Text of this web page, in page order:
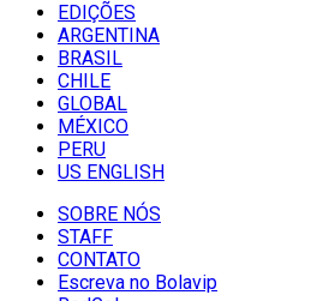
EDIÇÕES
ARGENTINA
BRASIL
CHILE
GLOBAL
MÉXICO
PERU
US ENGLISH
SOBRE NÓS
STAFF
CONTATO
Escreva no Bolavip